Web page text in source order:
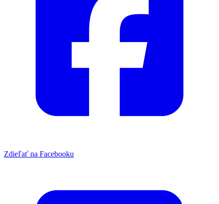
Zdieľať na Facebooku